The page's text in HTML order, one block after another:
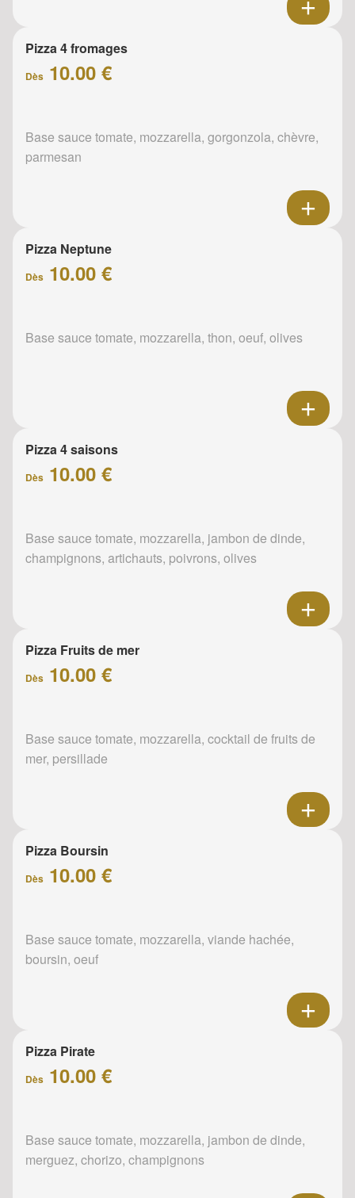
Pizza 4 fromages
Dès 10.00 €
Base sauce tomate, mozzarella, gorgonzola, chèvre,
parmesan
Pizza Neptune
Dès 10.00 €
Base sauce tomate, mozzarella, thon, oeuf, olives
Pizza 4 saisons
Dès 10.00 €
Base sauce tomate, mozzarella, jambon de dinde,
champignons, artichauts, poivrons, olives
Pizza Fruits de mer
Dès 10.00 €
Base sauce tomate, mozzarella, cocktail de fruits de
mer, persillade
Pizza Boursin
Dès 10.00 €
Base sauce tomate, mozzarella, viande hachée,
boursin, oeuf
Pizza Pirate
Dès 10.00 €
Base sauce tomate, mozzarella, jambon de dinde,
merguez, chorizo, champignons